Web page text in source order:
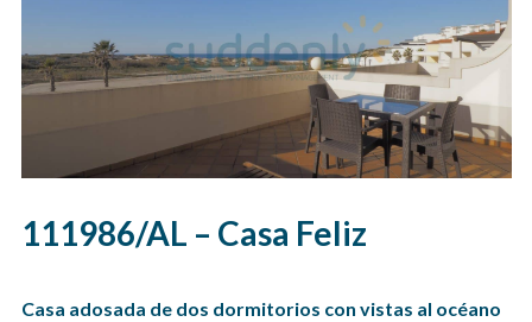
111986/AL – Casa Feliz
Casa adosada de dos dormitorios con vistas al océano